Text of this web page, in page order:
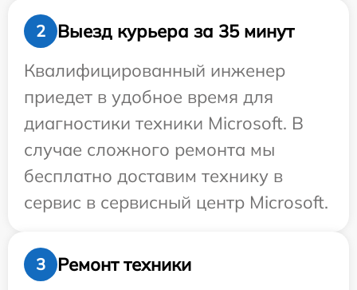
2
Выезд курьера за 35 минут
Квалифицированный инженер
приедет в удобное время для
диагностики техники Microsoft. В
случае сложного ремонта мы
бесплатно доставим технику в
сервис в сервисный центр Microsoft.
3
Ремонт техники